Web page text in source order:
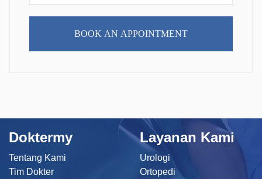
BOOK AN APPOINTMENT
Doktermy
Tentang Kami
Tim Dokter
Layanan Kami
Urologi
Ortopedi